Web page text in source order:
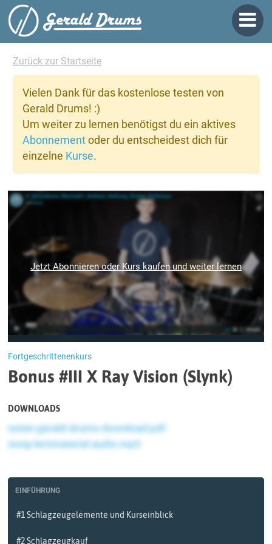
Zurück zur Startseite
Vielen Dank für das kostenlose testen von
Gerald Drums! :)
Um weiter zu lernen benötigst du ein aktives
Abonnementoder du entscheidest dich für
einzelne Kurse.
Jetzt Abonnieren oder Kurs kaufen und weiter lernen
Fortgeschrittenenkurs
Bonus #III X Ray Vision (Slynk)
DOWNLOADS
noten-gerald-drums-download.pdf
song-lernmaterial-audio.mp3
EINFÜHRUNG
#1 Schlagzeugelemente und Kurseinblick
#2 Schlagzeugkauf